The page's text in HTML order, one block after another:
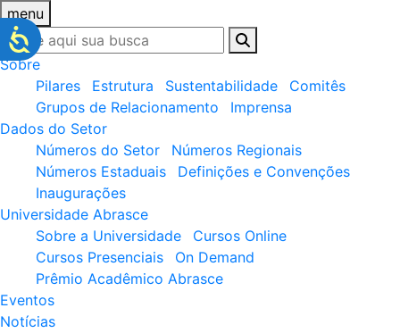
menu
Sobre
Pilares
Estrutura Sustentabilidade
Comitês
Grupos de Relacionamento
Imprensa
Dados do Setor
Números do Setor
Números Regionais
Números Estaduais
Definições e Convenções
Inaugurações
Universidade Abrasce
Sobre a Universidade
Cursos Online
Cursos Presenciais
On Demand
Prêmio Acadêmico Abrasce
Eventos
Notícias